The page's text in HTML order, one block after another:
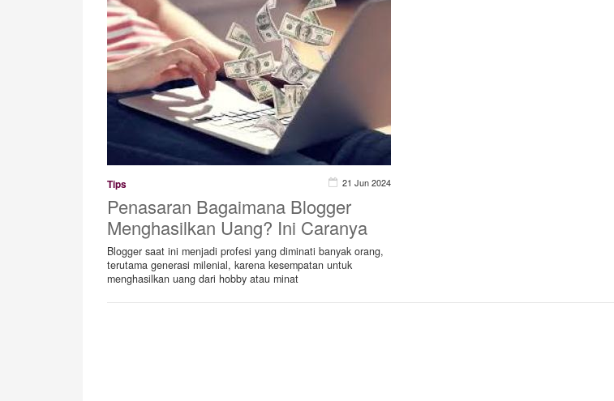
Tips 21 Jun 2024
Penasaran Bagaimana Blogger
Menghasilkan Uang? Ini Caranya
Blogger saat ini menjadi profesi yang diminati banyak orang,
terutama generasi milenial, karena kesempatan untuk
menghasilkan uang dari hobby atau minat